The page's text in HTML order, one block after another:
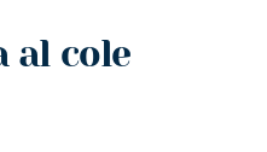
al cole